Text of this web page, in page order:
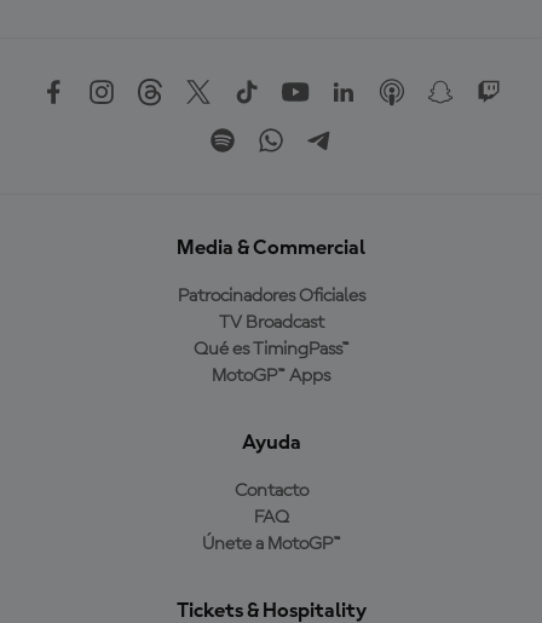
Media & Commercial
Patrocinadores Oficiales
TV Broadcast
Qué es TimingPass™
MotoGP™ Apps
Ayuda
Contacto
FAQ
Únete a MotoGP™
Tickets & Hospitality